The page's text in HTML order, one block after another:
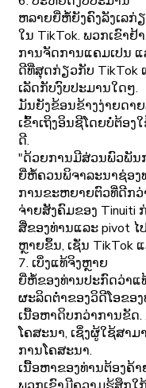
ຫລາຍຍີ່ຫໍ້ຍັງຄົງລັງເລກ່
ໃນ TikTok. ພວກເຂົາ
ການຈັດການແຄມເປນ
ດີທີ່ສຸດກ່ຽວກັບ TikTok
ເລັດກັບງົບປະມານໃດໆ.
ມັນຍັງຂ້ອນຂ້າງງ່າຍດາ
ເຂົ້າເຖິງອິນຊີໂດຍບໍ່ຕ້ອງ
ດີ.
"ດ້ວຍການມີສ່ວນພົວພັນ
ຍີ່ຫໍ້ຄວນພິຈາລະນາຊ່ອງ
ການຂະຫຍາຍຕົວທີ່ດີກວ່
ຈ່າຍສັງຄົມຂອງ Tinuiti
ສື່ຂອງທ່ານແລະ pivot
ຫຼາຍຂຶ້ນ, ເຊັ່ນ TikTok ແ
7. ເບິ່ງແທ້ຈິງຫຼາຍ
ຍີ່ຫໍ້ຂອງທ່ານປະກົດວ່າແ
ຜະລິດຕ່ໍາຂອງວິດີໂອຂອ
ເນື້ອຫາດິບກວ່າການຂັດ
ໂຄສະນາ, ເຊິ່ງຜູ້ໃຊ້ສາ
ການໂຄສະນາ.
ເນື້ອຫາຂອງທ່ານຕ້ອງຄ້